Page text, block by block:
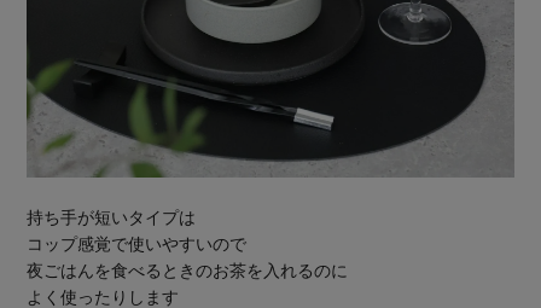
持ち手が短いタイプは
コップ感覚で使いやすいので
夜ごはんを食べるときのお茶を入れるのに
よく使ったりします